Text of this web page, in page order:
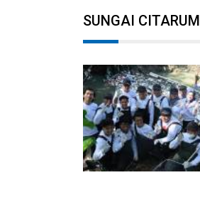
SUNGAI CITARUM